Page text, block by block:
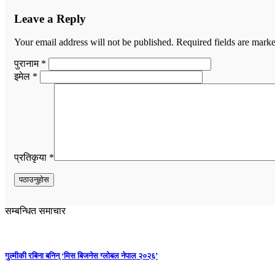
Leave a Reply
Your email address will not be published. Required fields are
पुरानाम *
इमेल *
प्रतिकृया *
सम्बन्धित समाचार
गुल्मीकी रबिना बनिन् ‘मिस बिजनेस ग्लोबल नेपाल २०२६’